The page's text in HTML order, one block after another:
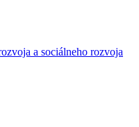
a sociálneho rozvoja